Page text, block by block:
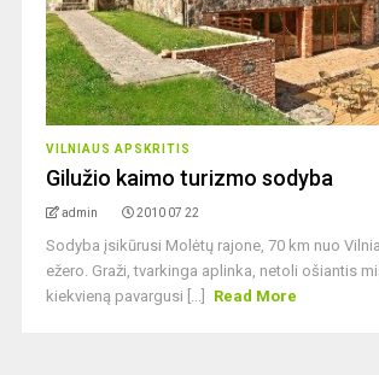
VILNIAUS APSKRITIS
Gilužio kaimo turizmo sodyba
admin 2010 07 22
Sodyba įsikūrusi Molėtų rajone, 70 km nuo
ežero. Graži, tvarkinga aplinka, netoli ošiantis
kiekvieną pavargusi [...]
Read More